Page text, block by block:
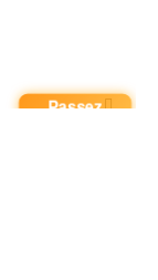
Passez